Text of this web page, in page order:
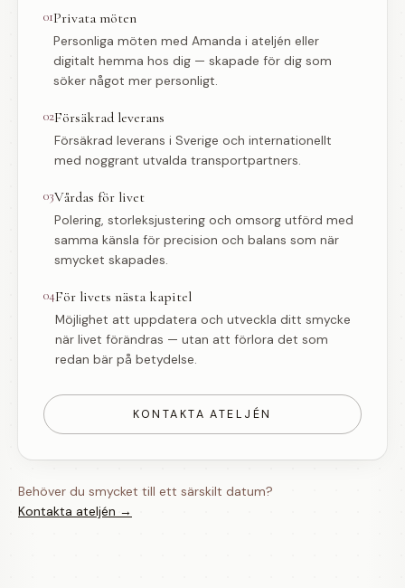
01Privata möten
Personliga möten med Amanda i ateljén eller
digitalt hemma hos dig — skapade för dig som
söker något mer personligt.
02Försäkrad leverans
Försäkrad leverans i Sverige och internationellt
med noggrant utvalda transportpartners.
03Vårdas för livet
Polering, storleksjustering och omsorg utförd med
samma känsla för precision och balans som när
smycket skapades.
04För livets nästa kapitel
Möjlighet att uppdatera och utveckla ditt smycke
när livet förändras — utan att förlora det som
redan bär på betydelse.
KONTAKTA ATELJÉN
Behöver du smycket till ett särskilt datum?
Kontakta ateljén →